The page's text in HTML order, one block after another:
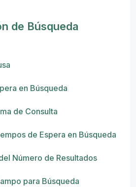
de Búsqueda
en Búsqueda
de Consulta
de Espera en Búsqueda
Número de Resultados
para Búsqueda